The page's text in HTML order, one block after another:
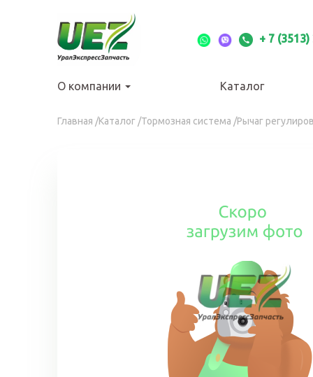
содержанию
+ 7
О компании Каталог
Главная /Каталог /Тормозная система /Рычаг